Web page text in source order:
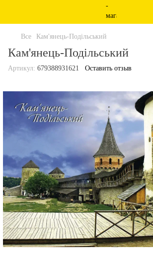
Все Кам'янець-Подільський
Кам'янець-Подільський
Артикул: 679388931621 Оставить отзыв